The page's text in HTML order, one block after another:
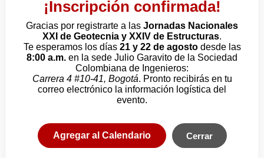
¡Inscripción confirmada!
Gracias por registrarte a las Jornadas Nacionales
XXI de Geotecnia y XXIV de Estructuras.
Te esperamos los días 21 y 22 de agostodesde las
8:00 a.m. en la sede Julio Garavito de la Sociedad
Colombiana de Ingenieros:
Carrera 4 #10-41, Bogotá. Pronto recibirás en tu
correo electrónico la información logística del
evento.
Agregar al Calendario Cerrar